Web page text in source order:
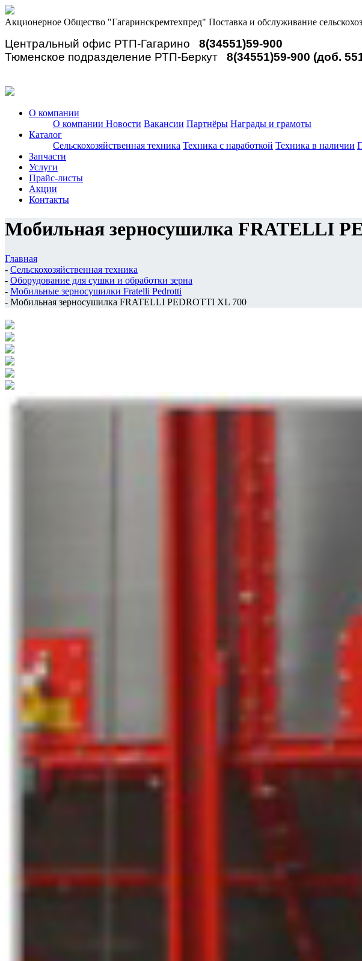
Акционерное Общество "Гагаринскремтехпред" Поставка и обслуживание
Центральный офис РТП-Гагарино 8(34551)59-900
Тюменское подразделение РТП-Беркут 8(34551)59-900 (доб.
О компании
О компании Новости Вакансии Партнёры Награды и грамоты
Каталог
Сельскохозяйственная техника Техника с наработкой Техника в наличии
Запчасти
Услуги
Прайс-листы
Акции
Контакты
Мобильная зерносушилка FRATELLI
Главная
- Сельскохозяйственная техника
- Оборудование для сушки и обработки зерна
- Мобильные зерносушилки Fratelli Pedrotti
- Мобильная зерносушилка FRATELLI PЕDROTTI XL 700